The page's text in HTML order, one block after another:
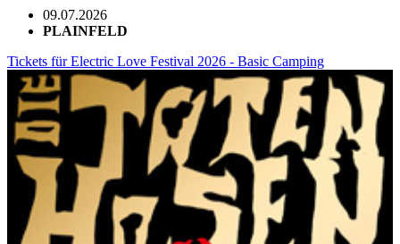
09.07.2026
PLAINFELD
Tickets für Electric Love Festival 2026 - Basic Camping